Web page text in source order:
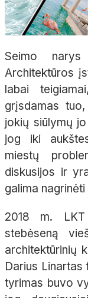
Seimo narys
Architektūros
labai
grįsdamas
jokių siūlymų
jog iki
miestų
diskusijos ir
galima
2018 m.
stebėseną
architektūrinių
Darius
tyrimas buvo